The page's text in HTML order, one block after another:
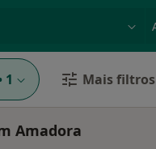
1 Mais filtros
Amadora